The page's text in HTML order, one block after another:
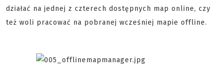
działać na jednej z czterech dostępnych map online, czy
też woli pracować na pobranej wcześniej mapie offline.